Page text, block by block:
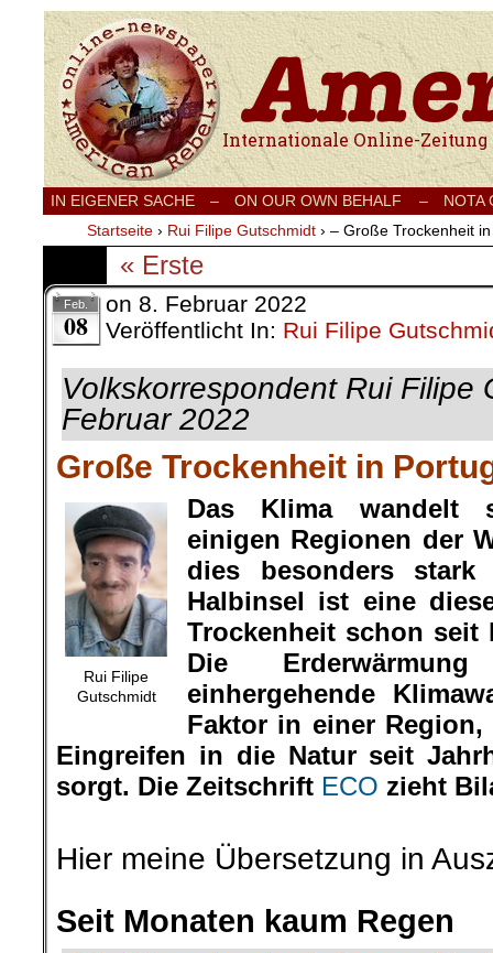
Internationale Onlinezeitung für Frieden,
IN EIGENER SACHE – ON OUR OWN BEHALF –
NOTA
Startseite › Rui Filipe Gutschmidt › – Große Trockenheit
« Erste
Feb.
08
on 8. Februar 2022
Veröffentlicht In: Rui Filipe
Volkskorrespondent Rui Filipe
Februar 2022
Große Trockenheit in
Rui Filipe
Gutschmidt
Das Klima
einigen Regionen der
dies besonders stark
Halbinsel ist eine
Trockenheit schon seit
Die
einhergehende
Faktor in einer
Eingreifen in die Natur seit
sorgt. Die Zeitschrift ECO zieht
Hier meine Übersetzung in
Seit Monaten kaum Regen